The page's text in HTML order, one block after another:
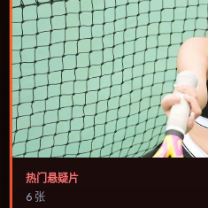
热门悬疑片
6 张